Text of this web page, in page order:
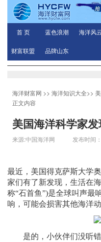
首 页 蓝色浪潮 海洋风
财富联盟 品牌山东
海洋财富网 >> 海洋知识大全>>
正文内容
美国海洋科学家
来源:中国海洋网 发布时间：
最近，美国得克萨斯大学
家们有了新发现，生活在
称“石首鱼”)是全球叫声最
响，可能会损害其他海洋动
是的，小伙伴们没听错